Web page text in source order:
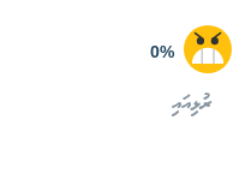
0%
ރުޅިއައި